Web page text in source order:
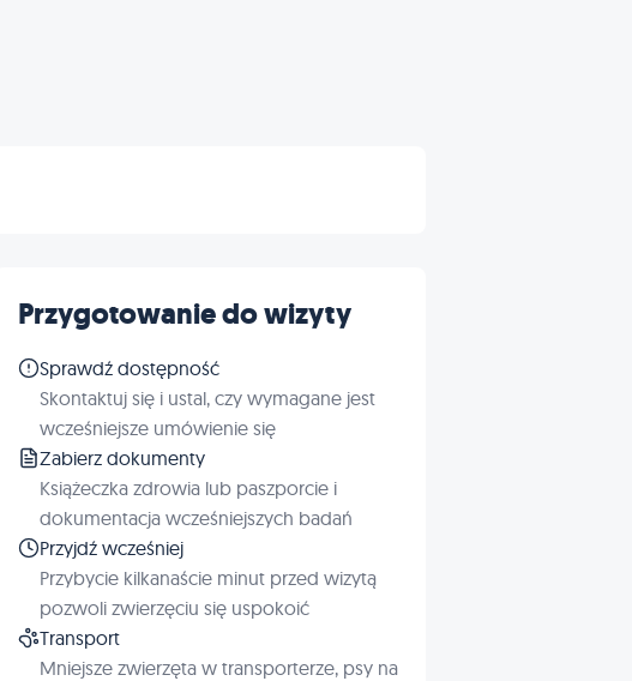
Przygotowanie do wizyty
Sprawdź dostępność
Skontaktuj się i ustal, czy wymagane jest
wcześniejsze umówienie się
Zabierz dokumenty
Książeczka zdrowia lub paszporcie i
dokumentacja wcześniejszych badań
Przyjdź wcześniej
Przybycie kilkanaście minut przed wizytą
pozwoli zwierzęciu się uspokoić
Transport
Mniejsze zwierzęta w transporterze, psy na